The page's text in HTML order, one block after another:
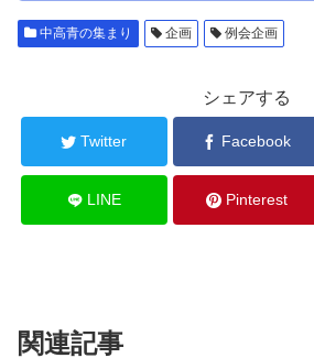
中高青の集まり 企画 例会企画
シェアする
Twitter Facebook
LINE Pinterest
関連記事